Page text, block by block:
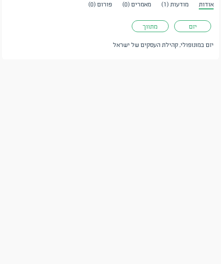
אודות מודעות (1) מאמרים (0) פורום (0)
יזם מתווך
יזם במונופולי, קהילת העסקים של ישראל